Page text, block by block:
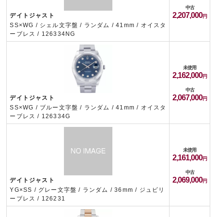
デイトジャスト
SS×WG / シェル文字盤 / ランダム / 41mm / オイスタ
ーブレス / 126334NG
中古
2,207,000
デイトジャスト
SS×WG / ブルー文字盤 / ランダム / 41mm / オイスタ
ーブレス / 126334G
未使用
2,162,000
中古
2,067,000
デイトジャスト
YG×SS / グレー文字盤 / ランダム / 36mm / ジュビリ
ーブレス / 126231
未使用
2,161,000
中古
2,069,000